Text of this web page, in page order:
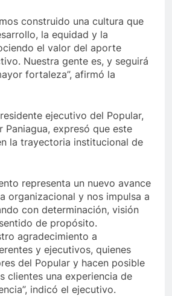
construido una cultura que
la equidad y la
el valor del aporte
Nuestra gente es, y seguirá
fortaleza”, afirmó la
ejecutivo del Popular,
Paniagua, expresó que este
la trayectoria institucional de
representa un nuevo avance
organizacional y nos impulsa a
con determinación, visión
de propósito.
agradecimiento a
y ejecutivos, quienes
del Popular y hacen posible
clientes una experiencia de
indicó el ejecutivo.